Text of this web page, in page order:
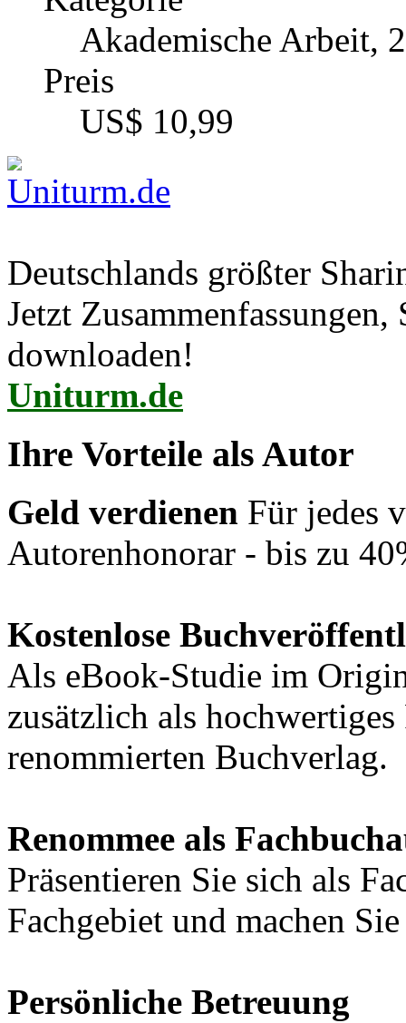
Akademische Arbeit,
Preis
US$ 10,99
Deutschlands größter
Jetzt
downloaden!
Uniturm.de
Ihre Vorteile als Autor
Geld verdienen Für jedes
Autorenhonorar - bis zu
Kostenlose
Als eBook-Studie im
zusätzlich als
renommierten Buchverlag.
Renommee als
Präsentieren Sie sich als
Fachgebiet und machen
Persönliche Betreuung